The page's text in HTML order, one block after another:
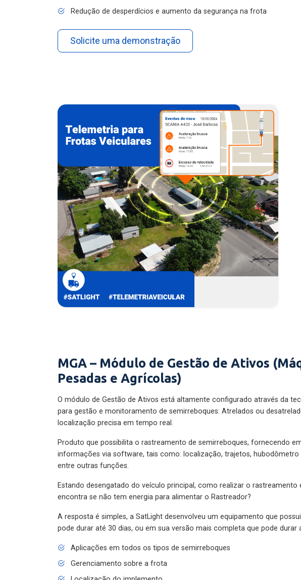
Redução de desperdícios e aumento da segurança na frota
Solicite uma demonstração
MGA – Módulo de Gestão de Ativos
Pesadas e Agrícolas)
O módulo de Gestão de Ativos está altamente configurado através da
para gestão e monitoramento de semirreboques: Atrelados ou
localização precisa em tempo real.
Produto que possibilita o rastreamento de semirreboques, fornecendo
informações via software, tais como: localização, trajetos, hubodômetro
entre outras funções.
Estando desengatado do veículo principal, como realizar o rastreamento
encontra se não tem energia para alimentar o Rastreador?
A resposta é simples, a SatLight desenvolveu um equipamento que
pode durar até 30 dias, ou em sua versão mais completa que pode durar
Aplicações em todos os tipos de semirreboques
Gerenciamento sobre a frota
Localização do implemento